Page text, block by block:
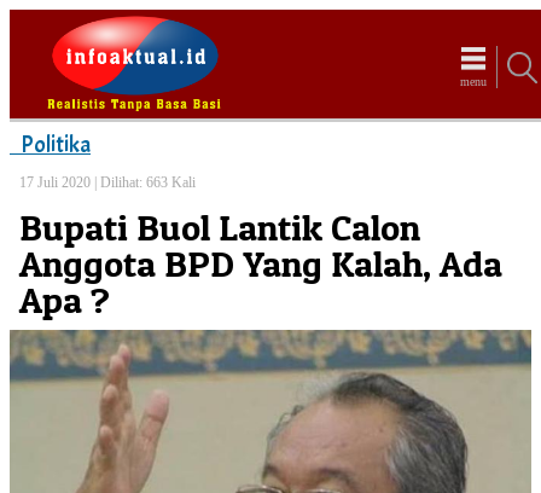
menu
Politika
17 Juli 2020 | Dilihat: 663 Kali
Bupati Buol Lantik Calon
Anggota BPD Yang Kalah, Ada
Apa ?